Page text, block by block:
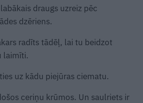
draugs uzreiz pēc
dzēriens.
radīts tādēļ, lai tu beidzot
laimīti.
uz kādu piejūras ciematu.
ceriņu krūmos. Un saulriets ir